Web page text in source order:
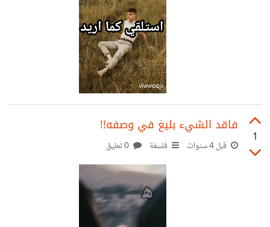
1
فاقد الشيء بليغ في وصفه!!
قبل 4 سنوات فلسفة